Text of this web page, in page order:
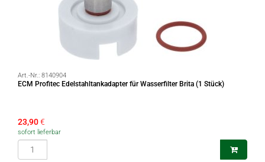
Art.-Nr.: 8140904
ECM Profitec Edelstahltankadapter für Wasserfilter Brita (1 Stück)
23,90€
sofort lieferbar